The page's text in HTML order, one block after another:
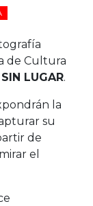
de Cultura
LUGAR.
la
su
de
el